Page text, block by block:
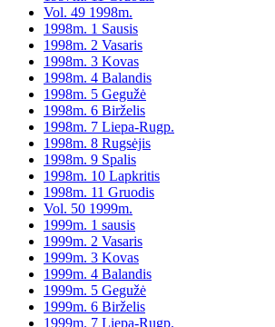
Vol. 49 1998m.
1998m. 1 Sausis
1998m. 2 Vasaris
1998m. 3 Kovas
1998m. 4 Balandis
1998m. 5 Gegužė
1998m. 6 Birželis
1998m. 7 Liepa-Rugp.
1998m. 8 Rugsėjis
1998m. 9 Spalis
1998m. 10 Lapkritis
1998m. 11 Gruodis
Vol. 50 1999m.
1999m. 1 sausis
1999m. 2 Vasaris
1999m. 3 Kovas
1999m. 4 Balandis
1999m. 5 Gegužė
1999m. 6 Birželis
1999m. 7 Liepa-Rugp.